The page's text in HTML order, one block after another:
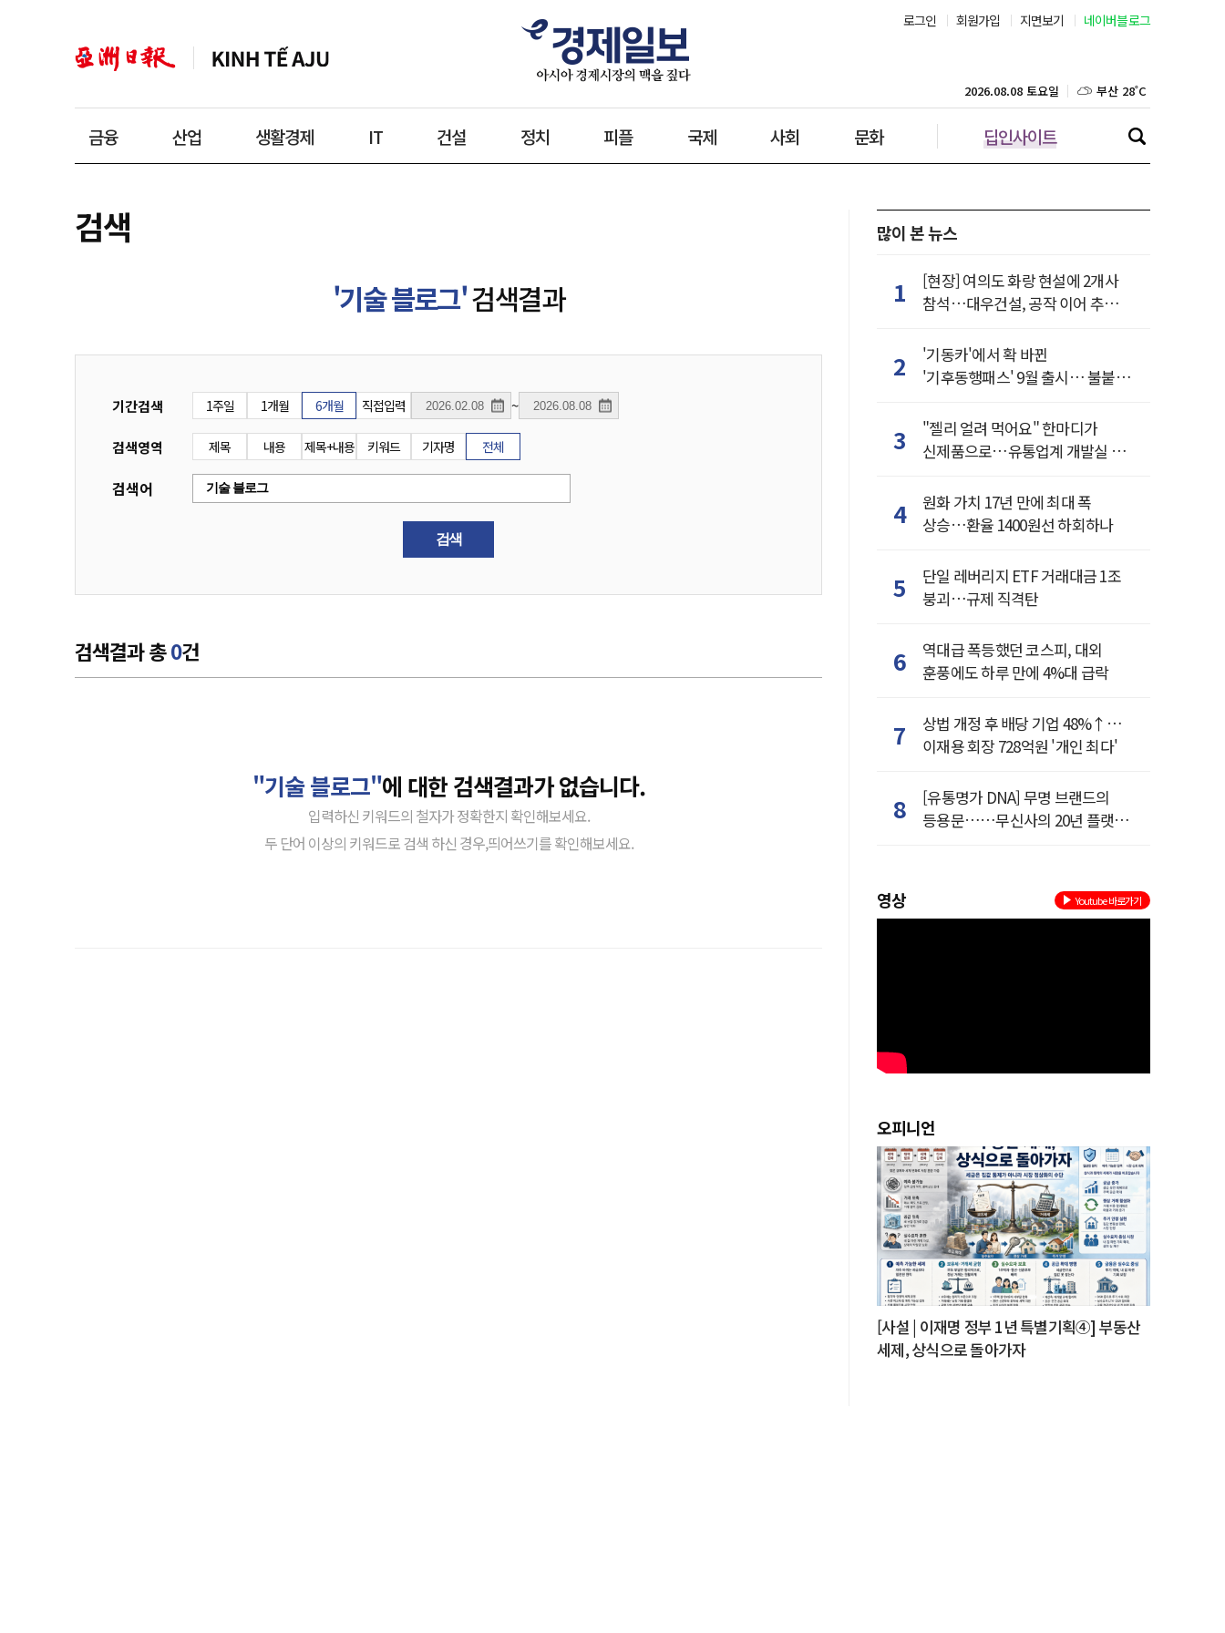
로그인 회원가입 지면보기 네이버블로그
금융 산업 생활경제 IT 건설 정치 피플 국제 사회 문화 딥인사이트
2026.08.08 토요일
서울 27˚C
대구 27˚C
인천 27˚C
울산 25˚C
제주 29˚C
검색
'기술 블로그'검색결과
기간검색 1주일 1개월 6개월 직접입력 ~
검색영역 제목 내용 제목+내용 키워드 기자명 전체
검색어
검색
검색결과 총0건
"기술 블로그"에 대한 검색결과가 없습니다.
입력하신 키워드의 철자가 정확한지 확인해보세요.
두 단어 이상의 키워드로 검색 하신 경우,띄어쓰기를 확인해보세요.
많이 본 뉴스
1
[현장] 여의도 화랑 현설에 2개사
참석…대우건설, 공작 이어 추가
2
'기동카'에서 확 바뀐
'기후동행패스' 9월 출시… 불붙은
3
"젤리 얼려 먹어요" 한마디가
신제품으로…유통업계 개발실 된
4
원화 가치 17년 만에 최대 폭
상승…환율 1400원선 하회하나
5
단일 레버리지 ETF 거래대금 1조
붕괴…규제 직격탄
6
역대급 폭등했던 코스피, 대외
훈풍에도 하루 만에 4%대 급락
7
상법 개정 후 배당 기업 48%↑…
이재용 회장 728억원 '개인 최다'
8
[유통명가 DNA] 무명 브랜드의
등용문……무신사의 20년 플랫폼
영상 Youtube 바로가기
오피니언
[사설 | 이재명 정부 1년 특별기획④] 부동산
세제, 상식으로 돌아가자